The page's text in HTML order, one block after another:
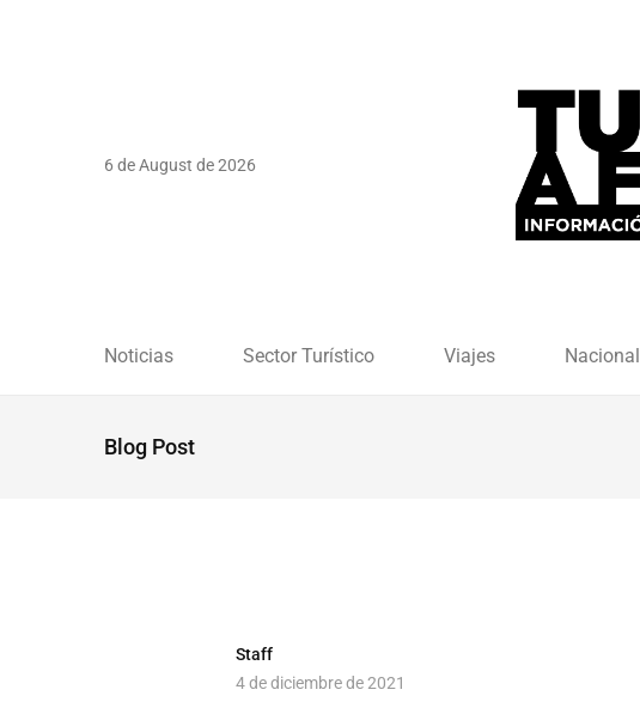
6 de August de 2026
Noticias Sector Turístico Viajes Nacional
Blog Post
Staff
4 de diciembre de 2021